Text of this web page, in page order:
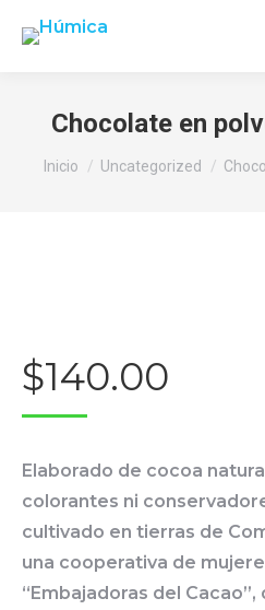
Chocolate en
Estás aquí:
Inicio Uncategorized
$140.00
Elaborado de cocoa
colorantes ni
cultivado en tierras de
una cooperativa de
“Embajadoras del